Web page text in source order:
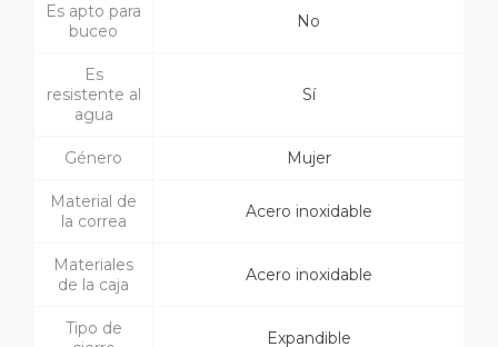
Es apto para
buceo
No
Es
resistente al
agua
Sí
Género Mujer
Material de
la correa
Acero inoxidable
Materiales
de la caja
Acero inoxidable
Tipo de
Expandible